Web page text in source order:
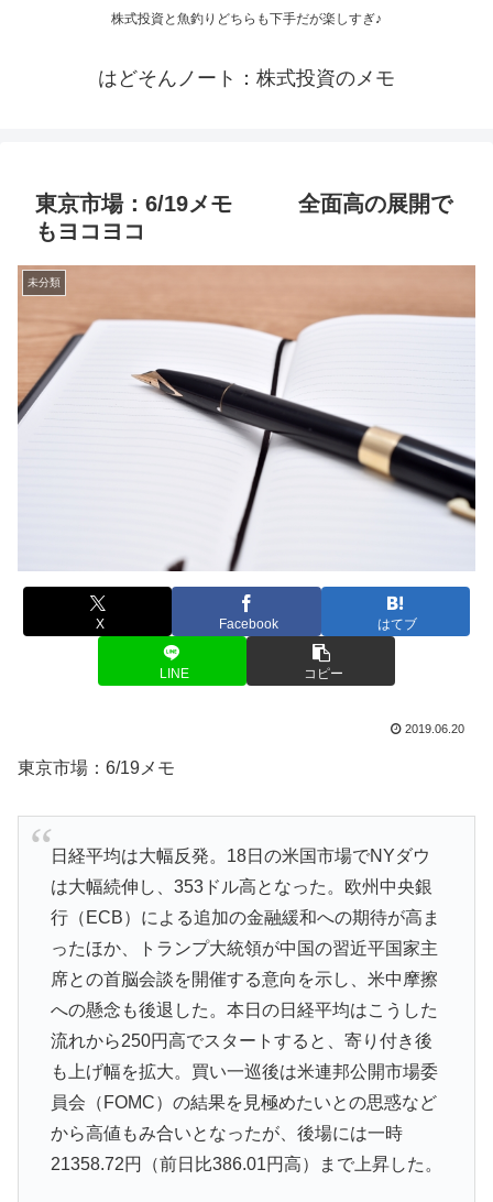
株式投資と魚釣りどちらも下手だが楽しすぎ♪
はどそんノート：株式投資のメモ
東京市場：6/19メモ 全面高の展開で
もヨコヨコ
未分類
X Facebook はてブ
LINE コピー
2019.06.20
東京市場：6/19メモ
日経平均は大幅反発。18日の米国市場でNYダウ
は大幅続伸し、353ドル高となった。欧州中央銀
行（ECB）による追加の金融緩和への期待が高ま
ったほか、トランプ大統領が中国の習近平国家主
席との首脳会談を開催する意向を示し、米中摩擦
への懸念も後退した。本日の日経平均はこうした
流れから250円高でスタートすると、寄り付き後
も上げ幅を拡大。買い一巡後は米連邦公開市場委
員会（FOMC）の結果を見極めたいとの思惑など
から高値もみ合いとなったが、後場には一時
21358.72円（前日比386.01円高）まで上昇した。